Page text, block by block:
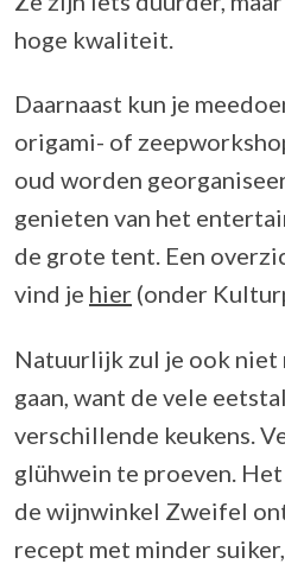
hoge kwaliteit.
Daarnaast kun je
origami- of
oud worden
genieten van het
de grote tent. Een
vind je hier (onder
Natuurlijk zul je ook niet
gaan, want de vele
verschillende keukens.
glühwein te proeven.
de wijnwinkel Zweifel
recept met minder